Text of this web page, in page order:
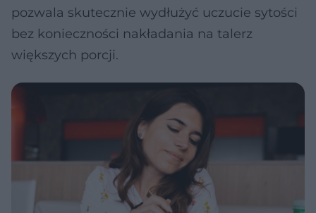
pozwala skutecznie wydłużyć uczucie sytości
bez konieczności nakładania na talerz
większych porcji.